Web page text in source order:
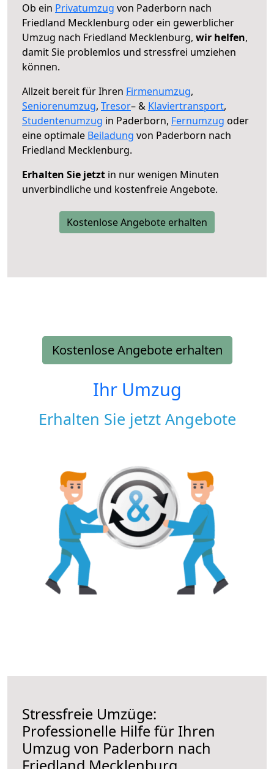
Ob ein Privatumzug von Paderborn nach
Friedland Mecklenburg oder ein gewerblicher
Umzug nach Friedland Mecklenburg, wir helfen,
damit Sie problemlos und stressfrei umziehen
können.
Allzeit bereit für Ihren Firmenumzug,
Seniorenumzug, Tresor– & Klaviertransport,
Studentenumzug in Paderborn, Fernumzug oder
eine optimale Beiladung von Paderborn nach
Friedland Mecklenburg.
Erhalten Sie jetzt in nur wenigen Minuten
unverbindliche und kostenfreie Angebote.
Kostenlose Angebote erhalten
Kostenlose Angebote erhalten
Ihr Umzug
Erhalten Sie jetzt Angebote
Stressfreie Umzüge:
Professionelle Hilfe für Ihren
Umzug von Paderborn nach